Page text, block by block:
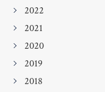
2022
2021
2020
2019
2018